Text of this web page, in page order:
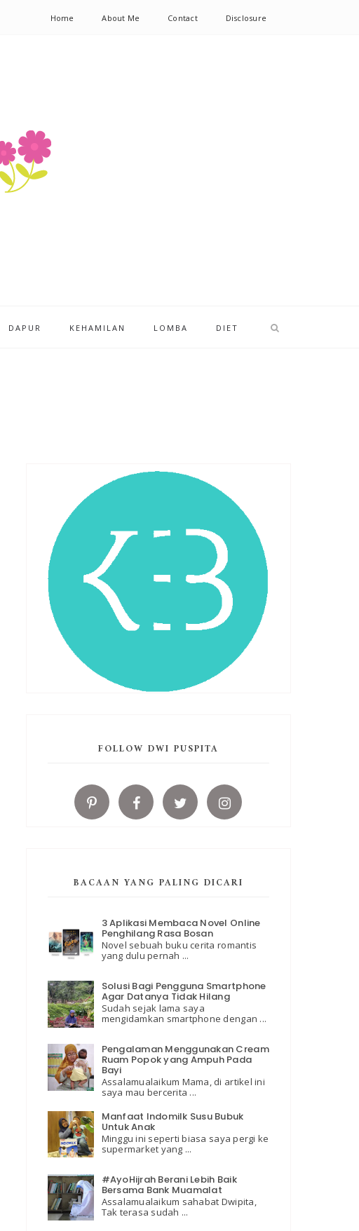
Home About Me Contact Disclosure
DAPUR KEHAMILAN LOMBA DIET
FOLLOW DWI PUSPITA
BACAAN YANG PALING DICARI
3 Aplikasi Membaca Novel Online
Penghilang Rasa Bosan
Novel sebuah buku cerita romantis
yang dulu pernah ...
Solusi Bagi Pengguna Smartphone
Agar Datanya Tidak Hilang
Sudah sejak lama saya
mengidamkan smartphone dengan ...
Pengalaman Menggunakan Cream
Ruam Popok yang Ampuh Pada
Bayi
Assalamualaikum Mama, di artikel ini
saya mau bercerita ...
Manfaat Indomilk Susu Bubuk
Untuk Anak
Minggu ini seperti biasa saya pergi ke
supermarket yang ...
#AyoHijrah Berani Lebih Baik
Bersama Bank Muamalat
Assalamualaikum sahabat Dwipita,
Tak terasa sudah ...